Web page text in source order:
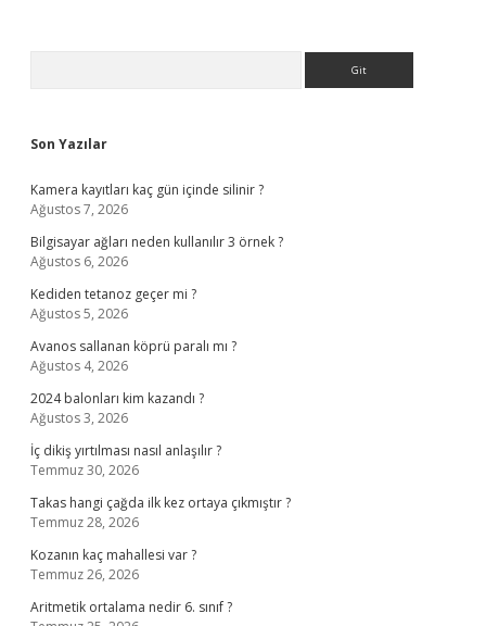
Son Yazılar
Kamera kayıtları kaç gün içinde silinir ?
Ağustos 7, 2026
Bilgisayar ağları neden kullanılır 3 örnek ?
Ağustos 6, 2026
Kediden tetanoz geçer mi ?
Ağustos 5, 2026
Avanos sallanan köprü paralı mı ?
Ağustos 4, 2026
2024 balonları kim kazandı ?
Ağustos 3, 2026
İç dikiş yırtılması nasıl anlaşılır ?
Temmuz 30, 2026
Takas hangi çağda ilk kez ortaya çıkmıştır ?
Temmuz 28, 2026
Kozanın kaç mahallesi var ?
Temmuz 26, 2026
Aritmetik ortalama nedir 6. sınıf ?